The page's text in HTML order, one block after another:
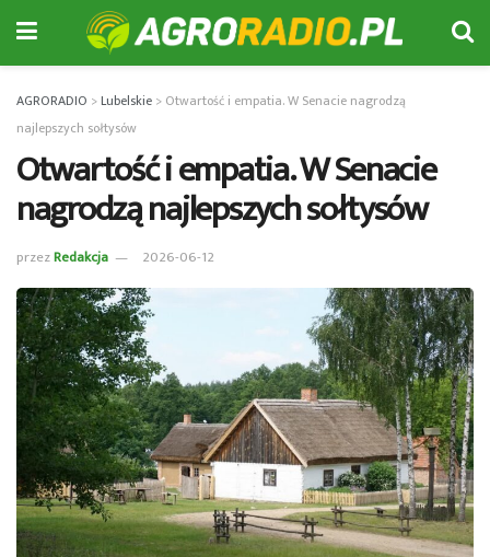
AGRORADIO >Lubelskie > Otwartość i empatia. W Senacie nagrodzą
najlepszych sołtysów
Otwartość i empatia. W Senacie
nagrodzą najlepszych sołtysów
przezRedakcja 2026-06-12